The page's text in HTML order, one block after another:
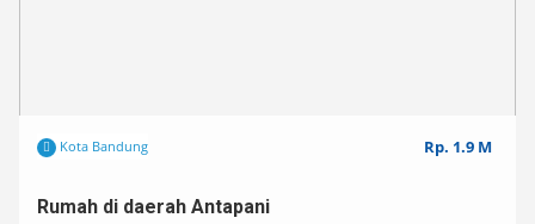
Kota Bandung Rp. 1.9 M
Rumah di daerah Antapani